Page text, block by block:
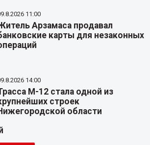
11:00
Арзамаса продавал
карты для незаконных
14:00
М-12 стала одной из
строек
области